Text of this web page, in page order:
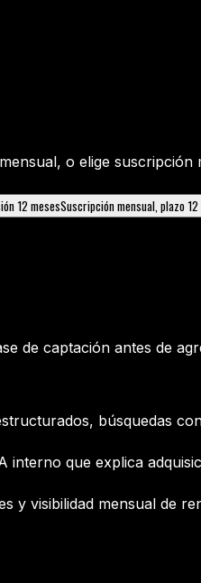
o elige suscripción
12 mesesSuscripción mensual, plazo 12
de captación antes de
búsquedas
que explica
y visibilidad mensual de